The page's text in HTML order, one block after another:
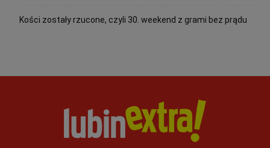
Kości zostały rzucone, czyli 30. weekend z grami bez prądu